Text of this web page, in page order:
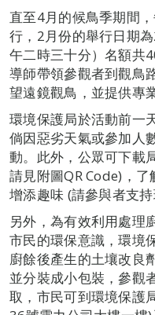
直至4月的候鳥季期間
行，2月份的舉行日期
午二時三十分）名額共
導師帶領參觀者到觀鳥
望遠鏡觀鳥，並提供專
環境保護局於活動前一
倘因惡劣天氣或參加人
動。此外，公眾可下載
請見附圖QR Code)，
增添趣味 (請參與者支持
另外，為有效利用處理
市民的環保意識，環境
廚餘後產生的土壤改良
並分裝成小包裝，參觀
取，市民可到環境保護